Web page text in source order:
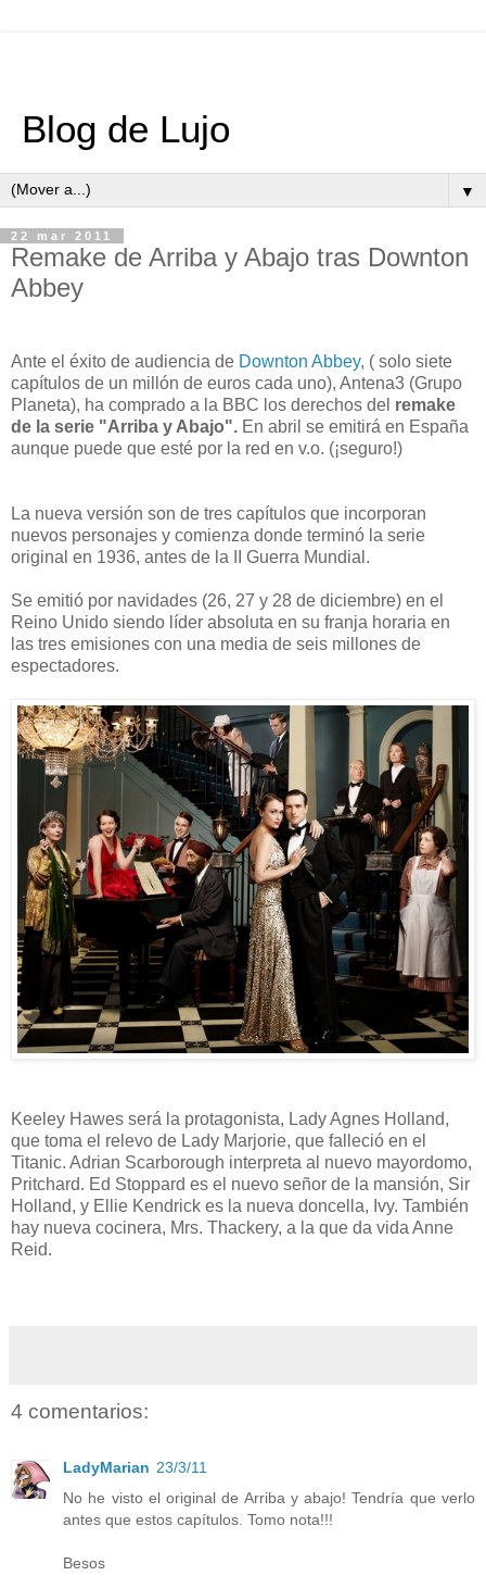
Blog de Lujo
▼
22 mar 2011
Remake de Arriba y Abajo tras Downton
Abbey
Ante el éxito de audiencia de Downton Abbey, ( solo siete
capítulos de un millón de euros cada uno), Antena3 (Grupo
Planeta), ha comprado a la BBC los derechos del remake
de la serie "Arriba y Abajo". En abril se emitirá en España
aunque puede que esté por la red en v.o. (¡seguro!)
La nueva versión son de tres capítulos que incorporan
nuevos personajes y comienza donde terminó la serie
original en 1936, antes de la II Guerra Mundial.
Se emitió por navidades (26, 27 y 28 de diciembre) en el
Reino Unido siendo líder absoluta en su franja horaria en
las tres emisiones con una media de seis millones de
espectadores.
Keeley Hawes será la protagonista, Lady Agnes Holland,
que toma el relevo de Lady Marjorie, que falleció en el
Titanic. Adrian Scarborough interpreta al nuevo mayordomo,
Pritchard. Ed Stoppard es el nuevo señor de la mansión, Sir
Holland, y Ellie Kendrick es la nueva doncella, Ivy. También
hay nueva cocinera, Mrs. Thackery, a la que da vida Anne
Reid.
4 comentarios:
LadyMarian 23/3/11
No he visto el original de Arriba y abajo! Tendría que verlo
antes que estos capítulos. Tomo nota!!!
Besos